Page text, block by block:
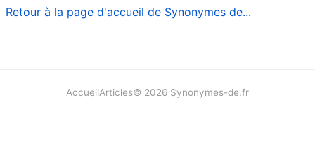
Retour à la page d'accueil de Synonymes de...
AccueilArticles© 2026 Synonymes-de.fr